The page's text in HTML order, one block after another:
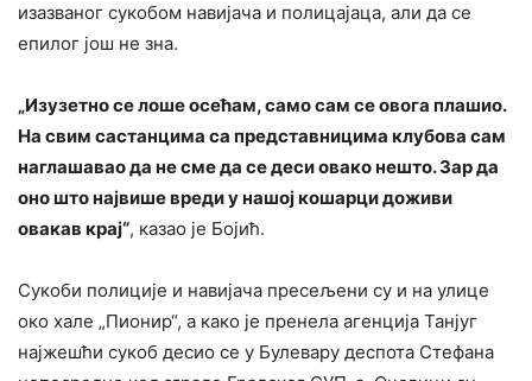
изазваног сукобом навијача и полицајаца, али да се
епилог још не зна.
„Изузетно се лоше осећам, само сам се овога плашио.
На свим састанцима са представницима клубова сам
наглашавао да не сме да се деси овако нешто. Зар да
оно што највише вреди у нашој кошарци доживи
овакав крај“, казао је Бојић.
Сукоби полиције и навијача пресељени су и на улице
око хале „Пионир“, а како је пренела агенција Танјуг
најжешћи сукоб десио се у Булевару деспота Стефана